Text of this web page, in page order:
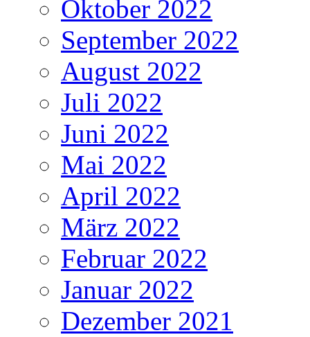
Oktober 2022
September 2022
August 2022
Juli 2022
Juni 2022
Mai 2022
April 2022
März 2022
Februar 2022
Januar 2022
Dezember 2021